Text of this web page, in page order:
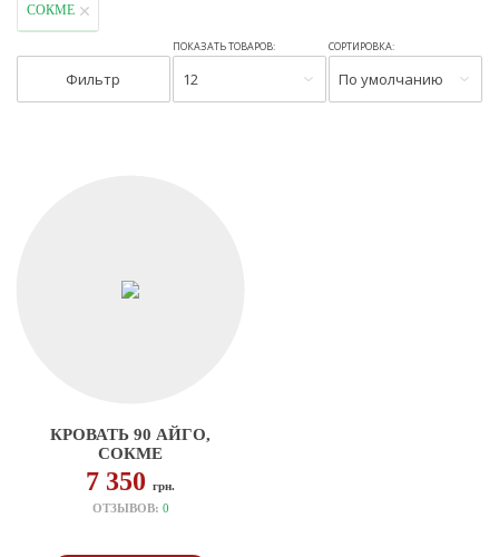
СОКМЕ
Фильтр
ПОКАЗАТЬ ТОВАРОВ:
12
СОРТИРОВКА:
По умолчанию
КРОВАТЬ 90 АЙГО,
СОКМЕ
7 350грн.
ОТЗЫВОВ: 0